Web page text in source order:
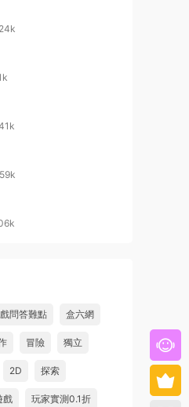
問答難點 盒六網
冒險 獨立
2D 探索
戲 玩家實測0.1折